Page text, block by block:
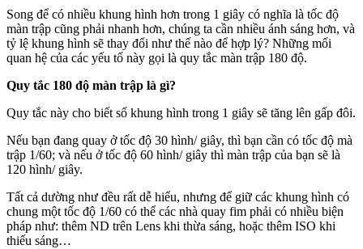
Song để có nhiều khung hình hơn trong 1 giây có nghĩa là tốc độ
màn trập cũng phải nhanh hơn, chúng ta cần nhiều ánh sáng hơn, và
tỷ lệ khung hình sẽ thay đổi như thế nào để hợp lý? Những mối
quan hệ của các yếu tố này gọi là quy tắc màn trập 180 độ.
Quy tắc 180 độ màn trập là gì?
Quy tắc này cho biết số khung hình trong 1 giây sẽ tăng lên gấp đôi.
Nếu bạn đang quay ở tốc độ 30 hình/ giây, thì bạn cần có tốc độ mà
trập 1/60; và nếu ở tốc độ 60 hình/ giây thì màn trập của bạn sẽ là
120 hình/ giây.
Tất cả dường như đều rất dễ hiểu, nhưng để giữ các khung hình có
chung một tốc độ 1/60 có thể các nhà quay fim phải có nhiều biện
pháp như: thêm ND trên Lens khi thừa sáng, hoặc thêm ISO khi
thiếu sáng…